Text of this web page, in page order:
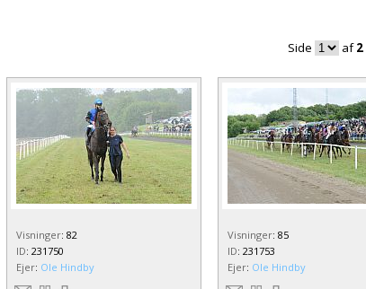
Side af2
Visninger: 82
ID: 231750
Ejer: Ole Hindby
Visninger: 85
ID: 231753
Ejer: Ole Hindby